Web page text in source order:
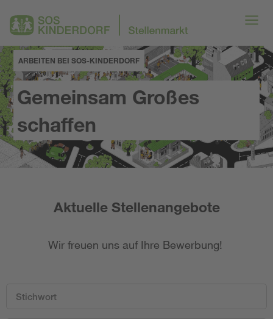
ARBEITEN BEI SOS-KINDERDORF
Gemeinsam Großes
schaffen
Aktuelle Stellenangebote
Wir freuen uns auf Ihre Bewerbung!